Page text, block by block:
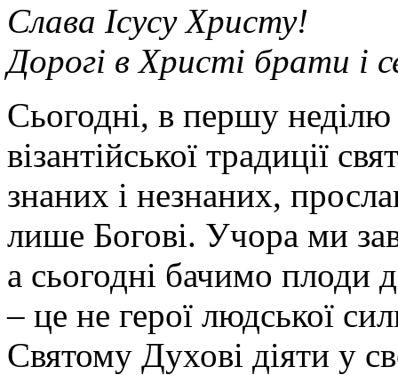
Слава Ісусу Христу!
Дорогі в Христі брати і
Сьогодні, в першу
візантійської традиції
знаних і незнаних,
лише Богові. Учора ми
а сьогодні бачимо плоди
– це не герої людської
Святому Духові діяти у